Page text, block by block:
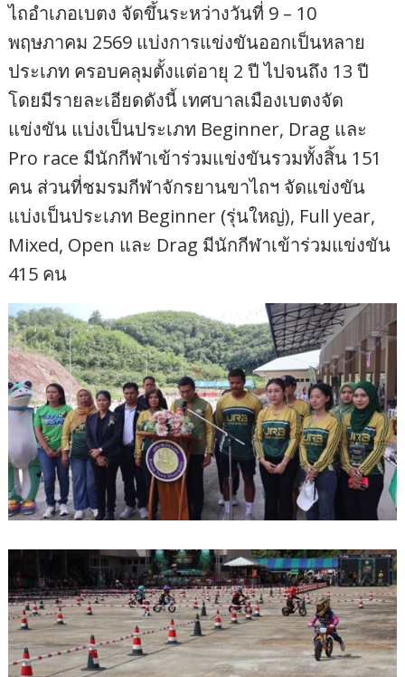
ไถอำเภอเบตง จัดขึ้นระหว่างวันที่ 9 – 10
พฤษภาคม 2569 แบ่งการแข่งขันออกเป็นหลาย
ประเภท ครอบคลุมตั้งแต่อายุ 2 ปี ไปจนถึง 13 ปี
โดยมีรายละเอียดดังนี้ เทศบาลเมืองเบตงจัด
แข่งขัน แบ่งเป็นประเภท Beginner, Drag และ
Pro race มีนักกีฬาเข้าร่วมแข่งขันรวมทั้งสิ้น 151
คน ส่วนที่ชมรมกีฬาจักรยานขาไถฯ จัดแข่งขัน
แบ่งเป็นประเภท Beginner (รุ่นใหญ่), Full year,
Mixed, Open และ Drag มีนักกีฬาเข้าร่วมแข่งขัน
415 คน